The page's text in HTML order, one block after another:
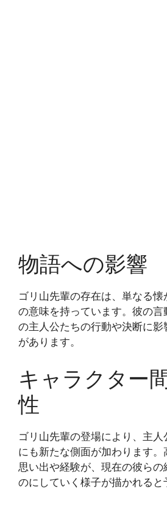
物語への影響
ゴリ山先輩の存在は、単なる
の意味を持っています。彼の言
の主人公たちの行動や決断に影
があります。
キャラクター
性
ゴリ山先輩の登場により、主
にも新たな側面が加わります
思い出や経験が、現在の彼らの
のにしていく様子が描かれると